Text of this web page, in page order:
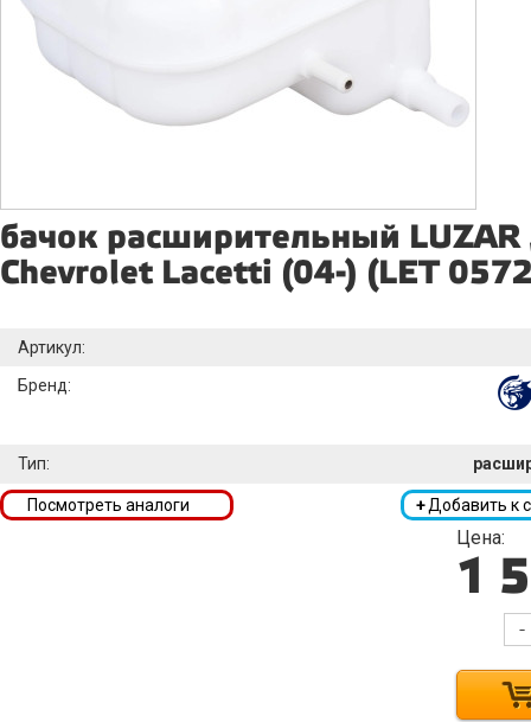
бачок расширительный
Chevrolet Lacetti (04-) (LET
Артикул:
Бренд:
Тип:
+Добавить к
Посмотреть аналоги
Цена:
1
-